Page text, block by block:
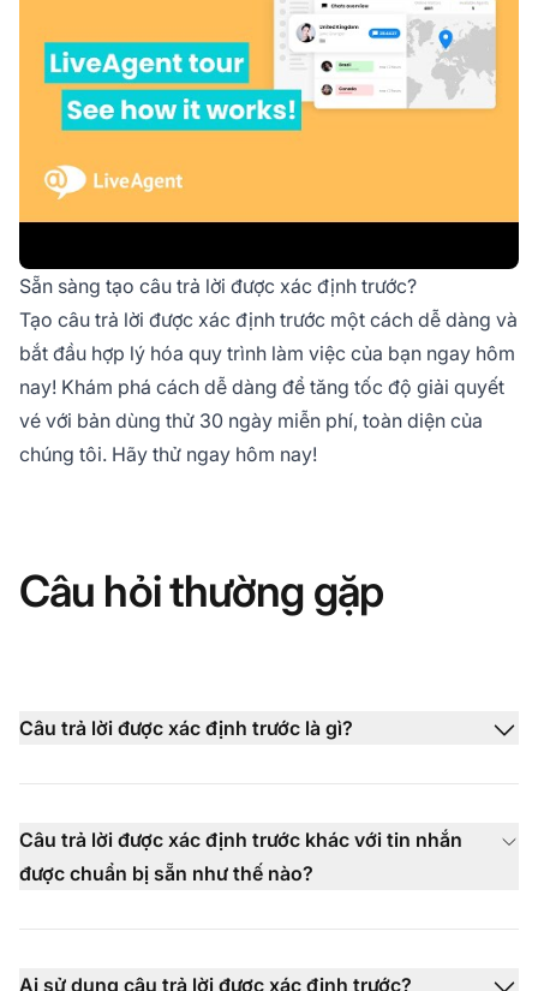
Sẵn sàng tạo câu trả lời được xác định trước?
Tạo câu trả lời được xác định trước một cách dễ dàng và
bắt đầu hợp lý hóa quy trình làm việc của bạn ngay hôm
nay! Khám phá cách dễ dàng để tăng tốc độ giải quyết
vé với bản dùng thử 30 ngày miễn phí, toàn diện của
chúng tôi. Hãy thử ngay hôm nay!
Câu hỏi thường gặp
Câu trả lời được xác định trước là gì?
Câu trả lời được xác định trước khác với tin nhắn
được chuẩn bị sẵn như thế nào?
Ai sử dụng câu trả lời được xác định trước?